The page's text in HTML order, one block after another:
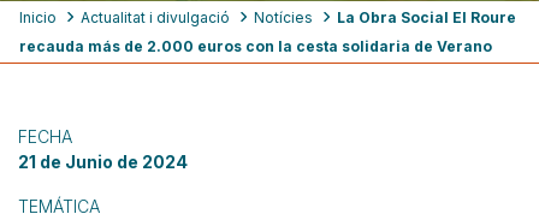
Ruta
de
Inicio Actualitat i divulgació Notícies
La Obra Social El Roure
recauda más de 2.000 euros con la cesta solidaria de Verano
FECHA
21 de Junio de 2024
TEMÁTICA